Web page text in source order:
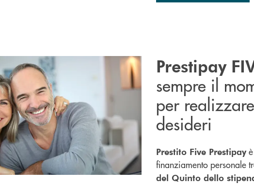
Prestipay
sempre il
per
desideri
Prestito Five Prestipayè
finanziamento personale
del Quinto dello